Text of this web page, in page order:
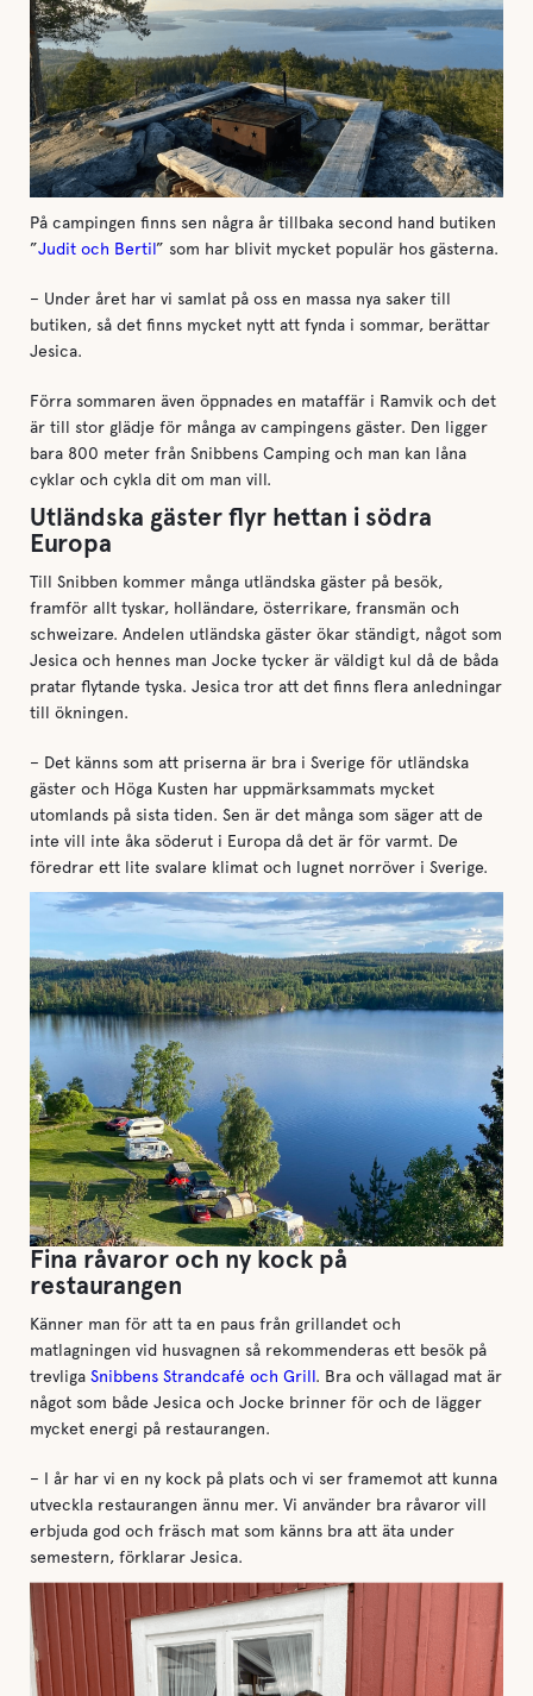
På campingen finns sen några år tillbaka second hand butiken
”Judit och Bertil” som har blivit mycket populär hos gästerna.
– Under året har vi samlat på oss en massa nya saker till
butiken, så det finns mycket nytt att fynda i sommar, berättar
Jesica.
Förra sommaren även öppnades en mataffär i Ramvik och det
är till stor glädje för många av campingens gäster. Den ligger
bara 800 meter från Snibbens Camping och man kan låna
cyklar och cykla dit om man vill.
Utländska gäster flyr hettan i södra
Europa
Till Snibben kommer många utländska gäster på besök,
framför allt tyskar, holländare, österrikare, fransmän och
schweizare. Andelen utländska gäster ökar ständigt, något som
Jesica och hennes man Jocke tycker är väldigt kul då de båda
pratar flytande tyska. Jesica tror att det finns flera anledningar
till ökningen.
– Det känns som att priserna är bra i Sverige för utländska
gäster och Höga Kusten har uppmärksammats mycket
utomlands på sista tiden. Sen är det många som säger att de
inte vill inte åka söderut i Europa då det är för varmt. De
föredrar ett lite svalare klimat och lugnet norröver i Sverige.
Fina råvaror och ny kock på
restaurangen
Känner man för att ta en paus från grillandet och
matlagningen vid husvagnen så rekommenderas ett besök på
trevliga Snibbens Strandcafé och Grill. Bra och vällagad mat är
något som både Jesica och Jocke brinner för och de lägger
mycket energi på restaurangen.
– I år har vi en ny kock på plats och vi ser framemot att kunna
utveckla restaurangen ännu mer. Vi använder bra råvaror vill
erbjuda god och fräsch mat som känns bra att äta under
semestern, förklarar Jesica.